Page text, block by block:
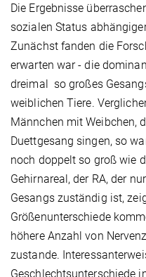
Die Ergebnisse
sozialen Status
Zunächst fanden die
erwarten war - die
dreimal so großes
weiblichen Tiere.
Männchen mit Weibchen,
Duettgesang singen, so
noch doppelt so groß wie
Gehirnareal, der RA, der
Gesangs zuständig ist,
Größenunterschiede
höhere Anzahl von
zustande.
Geschlechtsunterschiede